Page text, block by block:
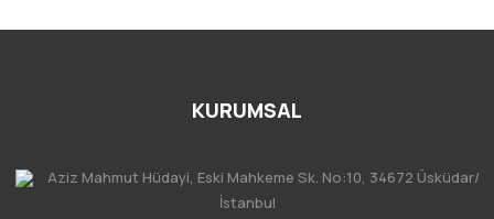
KURUMSAL
Aziz Mahmut Hüdayi, Eski Mahkeme Sk. No:10, 34672 Üsküdar/
İstanbul